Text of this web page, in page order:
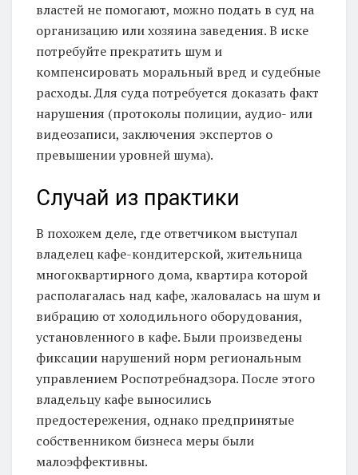
властей не помогают, можно подать в суд на
организацию или хозяина заведения. В иске
потребуйте прекратить шум и
компенсировать моральный вред и судебные
расходы. Для суда потребуется доказать факт
нарушения (протоколы полиции, аудио- или
видеозаписи, заключения экспертов о
превышении уровней шума).
Случай из практики
В похожем деле, где ответчиком выступал
владелец кафе-кондитерской, жительница
многоквартирного дома, квартира которой
располагалась над кафе, жаловалась на шум и
вибрацию от холодильного оборудования,
установленного в кафе. Были произведены
фиксации нарушений норм региональным
управлением Роспотребнадзора. После этого
владельцу кафе выносились
предостережения, однако предпринятые
собственником бизнеса меры были
малоэффективны.